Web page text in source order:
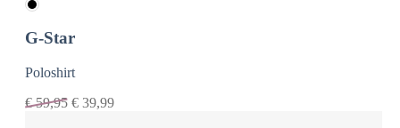
G-Star
Poloshirt
€59,95 € 39,99